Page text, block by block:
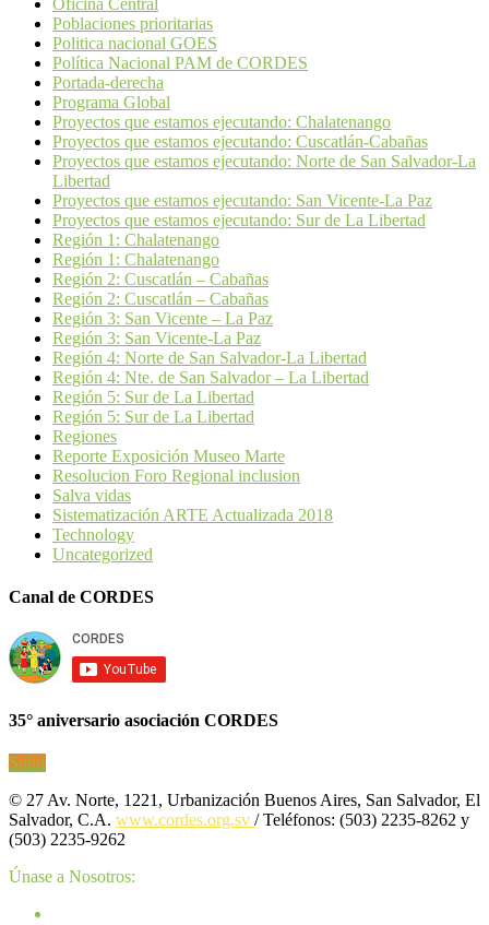
Oficina Central
Poblaciones prioritarias
Politica nacional GOES
Política Nacional PAM de CORDES
Portada-derecha
Programa Global
Proyectos que estamos ejecutando: Chalatenango
Proyectos que estamos ejecutando: Cuscatlán-Cabañas
Proyectos que estamos ejecutando: Norte de San Salvador-La
Libertad
Proyectos que estamos ejecutando: San Vicente-La Paz
Proyectos que estamos ejecutando: Sur de La Libertad
Región 1: Chalatenango
Región 1: Chalatenango
Región 2: Cuscatlán – Cabañas
Región 2: Cuscatlán – Cabañas
Región 3: San Vicente – La Paz
Región 3: San Vicente-La Paz
Región 4: Norte de San Salvador-La Libertad
Región 4: Nte. de San Salvador – La Libertad
Región 5: Sur de La Libertad
Región 5: Sur de La Libertad
Regiones
Reporte Exposición Museo Marte
Resolucion Foro Regional inclusion
Salva vidas
Sistematización ARTE Actualizada 2018
Technology
Uncategorized
Canal de CORDES
35° aniversario asociación CORDES
Subir
© 27 Av. Norte, 1221, Urbanización Buenos Aires, San Salvador, El
Salvador, C.A. www.cordes.org.sv / Teléfonos: (503) 2235-8262 y
(503) 2235-9262
Únase a Nosotros: